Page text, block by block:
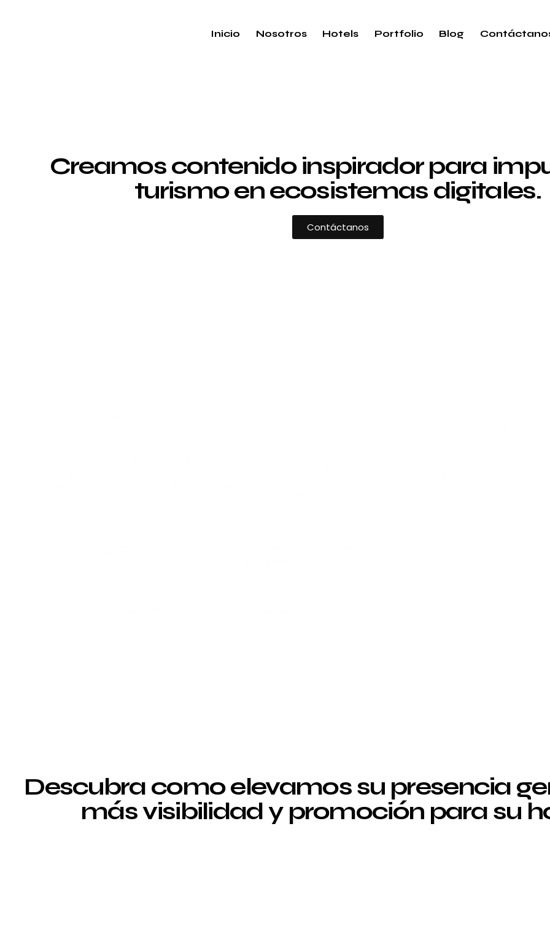
Inicio Nosotros Hotels Portfolio Blog
Creamos contenido inspirador para
turismo en ecosistemas digitales.
Contáctanos
Descubra como elevamos su presencia
más visibilidad y promoción para su